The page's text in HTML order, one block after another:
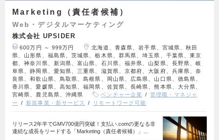
Marketing（責任者候補）
Web・デジタルマーケティング
株式会社 UPSIDER
600万円 ～ 999万円
北海道、青森県、岩手県、宮城県、秋田
県、山形県、福島県、茨城県、栃木県、群馬県、埼玉県、千葉県、東京
都、神奈川県、新潟県、富山県、石川県、福井県、山梨県、長野県、岐
阜県、静岡県、愛知県、三重県、滋賀県、京都府、大阪府、兵庫県、奈
良県、和歌山県、鳥取県、島根県、岡山県、広島県、山口県、徳島県、
香川県、愛媛県、高知県、福岡県、佐賀県、長崎県、熊本県、大分県、
宮崎県、鹿児島県、沖縄県
ベンチャー企業
管理職・マネジャ
ー
新規事業・新サービス リモートワーク可能
リリース2年半でGMV700億円突破！支払い.comの更なる非
連続な成長をリードする「Marketing（責任者候補）」…